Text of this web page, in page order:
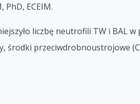
ECEIM.
liczbę neutrofili TW i BAL
przeciwdrobnoustrojowe